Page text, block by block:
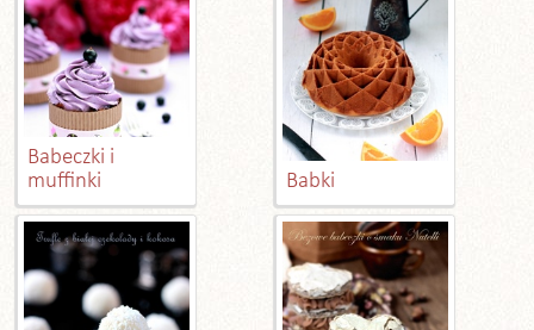
Babeczki i
muffinki
Babki